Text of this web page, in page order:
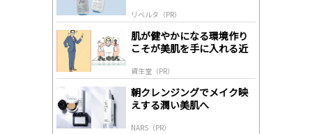
リベルタ（PR）
肌が健やかになる環境作り
こそが美肌を手に入れる近
資生堂（PR）
朝クレンジングでメイク映
えする潤い美肌へ
NARS（PR）